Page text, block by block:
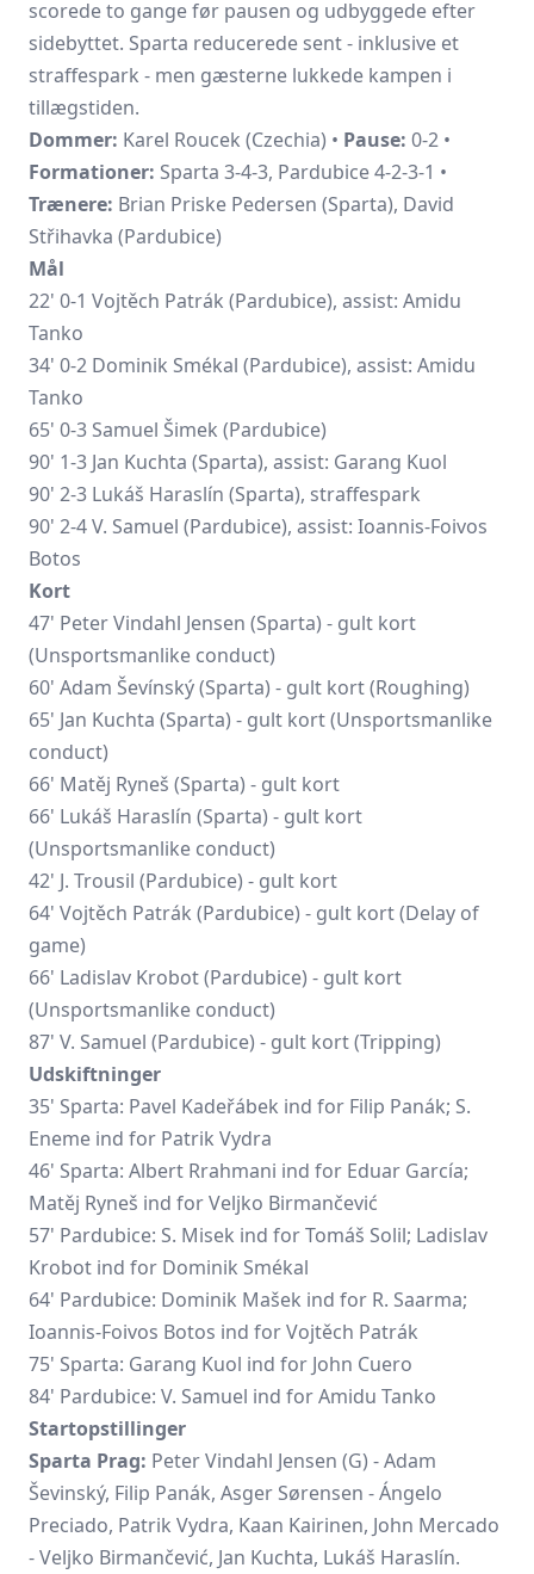
scorede to gange før pausen og udbyggede efter
sidebyttet. Sparta reducerede sent - inklusive et
straffespark - men gæsterne lukkede kampen i
tillægstiden.
Dommer: Karel Roucek (Czechia) • Pause: 0-2 •
Formationer: Sparta 3-4-3, Pardubice 4-2-3-1 •
Trænere: Brian Priske Pedersen (Sparta), David
Střihavka (Pardubice)
Mål
22' 0-1 Vojtěch Patrák (Pardubice), assist: Amidu
Tanko
34' 0-2 Dominik Smékal (Pardubice), assist: Amidu
Tanko
65' 0-3 Samuel Šimek (Pardubice)
90' 1-3 Jan Kuchta (Sparta), assist: Garang Kuol
90' 2-3 Lukáš Haraslín (Sparta), straffespark
90' 2-4 V. Samuel (Pardubice), assist: Ioannis-Foivos
Botos
Kort
47' Peter Vindahl Jensen (Sparta) - gult kort
(Unsportsmanlike conduct)
60' Adam Ševínský (Sparta) - gult kort (Roughing)
65' Jan Kuchta (Sparta) - gult kort (Unsportsmanlike
conduct)
66' Matěj Ryneš (Sparta) - gult kort
66' Lukáš Haraslín (Sparta) - gult kort
(Unsportsmanlike conduct)
42' J. Trousil (Pardubice) - gult kort
64' Vojtěch Patrák (Pardubice) - gult kort (Delay of
game)
66' Ladislav Krobot (Pardubice) - gult kort
(Unsportsmanlike conduct)
87' V. Samuel (Pardubice) - gult kort (Tripping)
Udskiftninger
35' Sparta: Pavel Kadeřábek ind for Filip Panák; S.
Eneme ind for Patrik Vydra
46' Sparta: Albert Rrahmani ind for Eduar García;
Matěj Ryneš ind forVeljko Birmančević
57' Pardubice: S. Misek ind for Tomáš Solil; Ladislav
Krobot ind for Dominik Smékal
64' Pardubice: Dominik Mašek ind for R. Saarma;
Ioannis-Foivos Botos ind for Vojtěch Patrák
75' Sparta: Garang Kuol ind for John Cuero
84' Pardubice: V. Samuel ind for Amidu Tanko
Startopstillinger
Sparta Prag: Peter Vindahl Jensen (G) - Adam
Ševinský, Filip Panák, Asger Sørensen - Ángelo
Preciado, Patrik Vydra, Kaan Kairinen, John Mercado
- Veljko Birmančević, Jan Kuchta, Lukáš Haraslín.